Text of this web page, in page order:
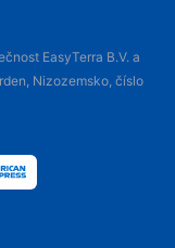
EasyTerra B.V. a
Nizozemsko, číslo